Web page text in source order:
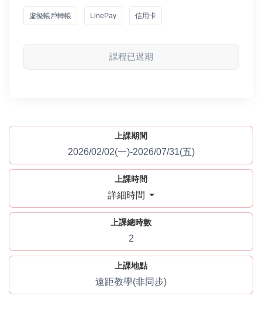
虛擬帳戶轉帳 LinePay 信用卡
課程已過期
上課期間
2026/02/02(一)-2026/07/31(五)
上課時間
詳細時間
上課總時數
2
上課地點
遠距教學(非同步)